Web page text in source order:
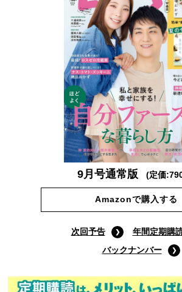
9月号通常版 (定価
Amazonで購入する
次回予告
年間定期購
バックナンバー